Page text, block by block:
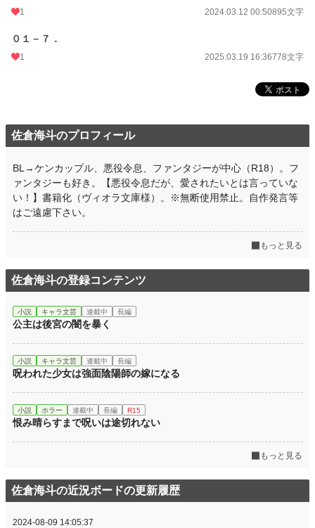
1 2024.03.12 00:50895文字
０１－７．
1 2025.03.19 16:36778文字
佐倉海斗のプロフィール
BL→ケンカップル、悪役令息、ファンタジーが中心（R18）。フ
ァンタジーも好き。【悪役令息だが、愛されたいとは言っていな
い！】書籍化（ヴィオラ文庫様）。※無断使用禁止。自作発言等
はご遠慮下さい。
もっと見る
佐倉海斗の登録コンテンツ
小説 キャラ文芸 連載中 長編
公主は後宮の闇を暴く
小説 キャラ文芸 連載中 長編
呪われた少女は強面陰陽師の嫁になる
小説 ホラー 連載中 長編 R15
恨み晴らすまで呪いは途切れない
もっと見る
佐倉海斗の近況ボードの更新履歴
2024-08-09 14:05:37